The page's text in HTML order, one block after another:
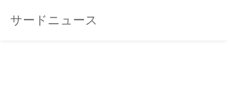
サードニュース